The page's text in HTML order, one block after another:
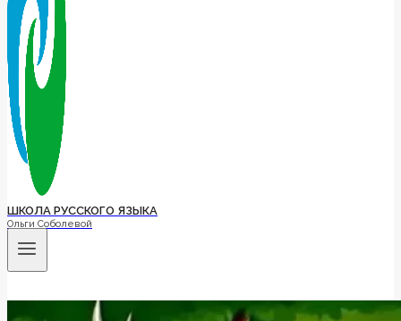
ШКОЛА РУССКОГО ЯЗЫКА
Ольги Соболевой